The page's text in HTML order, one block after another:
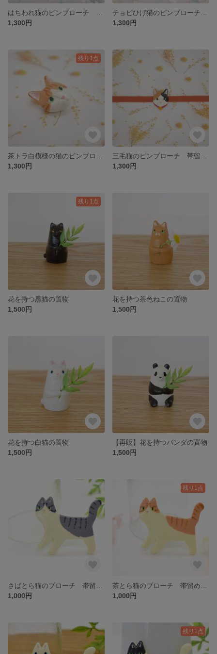
1,300円
1,300円
残り1点
1,300円
1,300円
残り1点
花を持つ黒猫の置物
1,500円
花を持つ茶色ねこの置物
1,500円
花を持つ白猫の置物
1,500円
【再販】花を持つパンダの置物
1,500円
1,000円
残り1点
1,000円
残り1点